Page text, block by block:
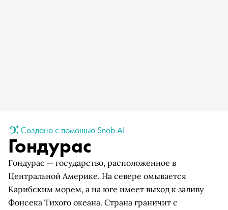
Создано с помощью Snob AI
Гондурас
Гондурас — государство, расположенное в
Центральной Америке. На севере омывается
Карибским морем, а на юге имеет выход к заливу
Фонсека Тихого океана. Страна граничит с